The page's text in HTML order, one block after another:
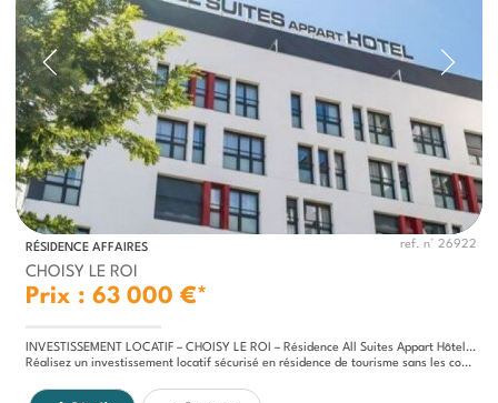
RÉSIDENCE AFFAIRES ref. n° 26922
CHOISY LE ROI
Prix : 63 000 €*
INVESTISSEMENT LOCATIF – CHOISY LE ROI – Résidence All Suites Appart Hôtel - 7.44 % de rentabilité
Réalisez un investissement locatif sécurisé en résidence de tourisme sans les contraintes de gestion : le produit idéal...